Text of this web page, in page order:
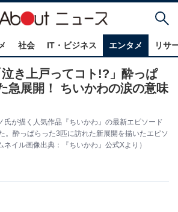
社会 IT・ビジネス エンタメ リサ
泣き上戸ってコト!?」酔っぱ
急展開！ ちいかわの涙の意味
氏が描く人気作品『ちいかわ』の最新エピソード
。酔っぱらった3匹に訪れた新展開を描いたエピソ
イル画像出典：『ちいかわ』公式Xより）